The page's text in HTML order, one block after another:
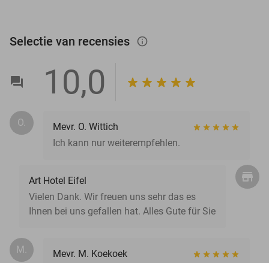
Selectie van recensies info_outlined
10,0
O.
Mevr. O. Wittich
Ich kann nur weiterempfehlen.
Art Hotel Eifel
Vielen Dank. Wir freuen uns sehr das es
Ihnen bei uns gefallen hat. Alles Gute für Sie
M.
Mevr. M. Koekoek